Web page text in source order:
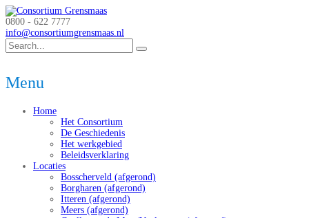
0800 - 622 7777
info@consortiumgrensmaas.nl
Menu
Home
Het Consortium
De Geschiedenis
Het werkgebied
Beleidsverklaring
Locaties
Bosscherveld (afgerond)
Borgharen (afgerond)
Itteren (afgerond)
Meers (afgerond)